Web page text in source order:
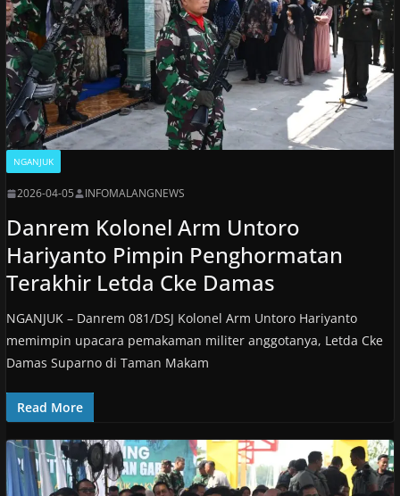
NGANJUK
2026-04-05 INFOMALANGNEWS
Danrem Kolonel Arm Untoro
Hariyanto Pimpin Penghormatan
Terakhir Letda Cke Damas
NGANJUK – Danrem 081/DSJ Kolonel Arm Untoro Hariyanto
memimpin upacara pemakaman militer anggotanya, Letda Cke
Damas Suparno di Taman Makam
Read More